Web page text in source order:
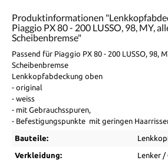
Produktinformationen
Piaggio PX 80 - 200 LUSSO, 98, MY,
Scheibenbremse"
Passend für Piaggio PX 80 - 200 LUSSO, 98,
Scheibenbremse
Lenkkopfabdeckung oben
- original
- weiss
- mit Gebrauchsspuren,
- Befestigungspunkte mit geringen
Bauteile:
Verkleidung: Lenker /